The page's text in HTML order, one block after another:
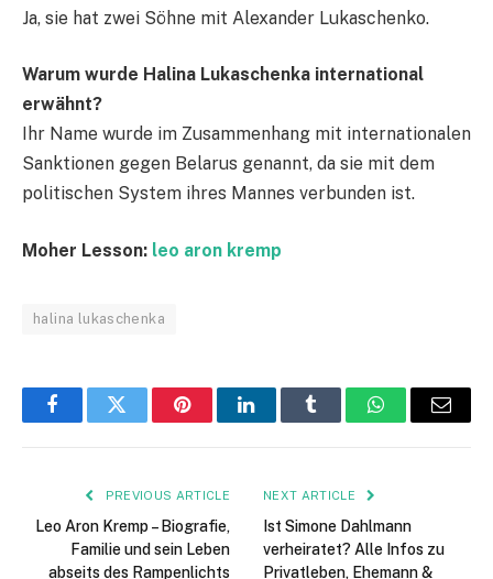
Ja, sie hat zwei Söhne mit Alexander Lukaschenko.
Warum wurde Halina Lukaschenka international
erwähnt?
Ihr Name wurde im Zusammenhang mit internationalen
Sanktionen gegen Belarus genannt, da sie mit dem
politischen System ihres Mannes verbunden ist.
Moher Lesson: leo aron kremp
halina lukaschenka
FacebookTwitter PinterestLinkedInTumblr WhatsAppEmail
PREVIOUS ARTICLE
Leo Aron Kremp – Biografie,
Familie und sein Leben
abseits des Rampenlichts
NEXT ARTICLE
Ist Simone Dahlmann
verheiratet? Alle Infos zu
Privatleben, Ehemann &